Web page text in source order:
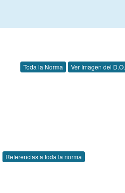
Toda la Norma Ver Imagen del D.O.
Referencias a toda la norma